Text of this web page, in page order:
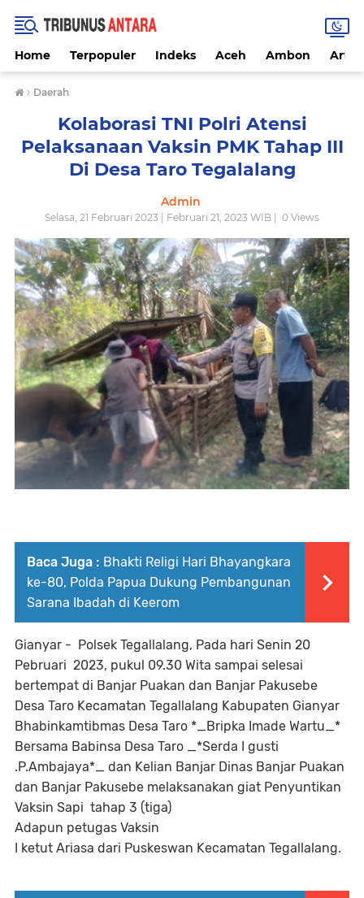
Home Terpopuler Indeks Aceh Ambon
› Daerah
Kolaborasi TNI Polri Atensi
Pelaksanaan Vaksin PMK Tahap III
Di Desa Taro Tegalalang
Admin
Selasa, 21 Februari 2023 | Februari 21, 2023 WIB | 0 Views
Baca Juga : Bhakti Religi Hari Bhayangkara
ke-80, Polda Papua Dukung Pembangunan
Sarana Ibadah di Keerom
Gianyar - Polsek Tegallalang, Pada hari Senin 20
Pebruari 2023, pukul 09.30 Wita sampai selesai
bertempat di Banjar Puakan dan Banjar Pakusebe
Desa Taro Kecamatan Tegallalang Kabupaten Gianyar
Bhabinkamtibmas Desa Taro *_Bripka Imade Wartu_*
Bersama Babinsa Desa Taro _*Serda I gusti
.P.Ambajaya*_ dan Kelian Banjar Dinas Banjar Puakan
dan Banjar Pakusebe melaksanakan giat Penyuntikan
Vaksin Sapi tahap 3 (tiga)
Adapun petugas Vaksin
I ketut Ariasa dari Puskeswan Kecamatan Tegallalang.